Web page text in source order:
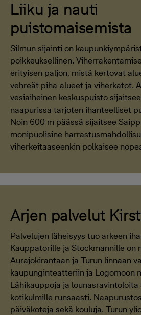
Liiku ja nauti
puistomaisemista
Silmun sijainti on
poikkeuksellinen.
erityisen paljon, mistä kertovat
vehreät piha-alueet ja viherkatot.
vesiaiheinen keskuspuisto
naapurissa tarjoten ihanteelliset
Noin 600 m päässä sijaitsee
monipuolisine
viherkeitaaseenkin polkaisee
Arjen palvelut
Palvelujen läheisyys tuo arkeen
Kauppatorille ja Stockmannille on
Aurajokirantaan ja Turun linnaan
kaupunginteatteriin ja Logomoon
Lähikauppoja ja
kotikulmille runsaasti.
päiväkoteja sekä kouluja. Turun